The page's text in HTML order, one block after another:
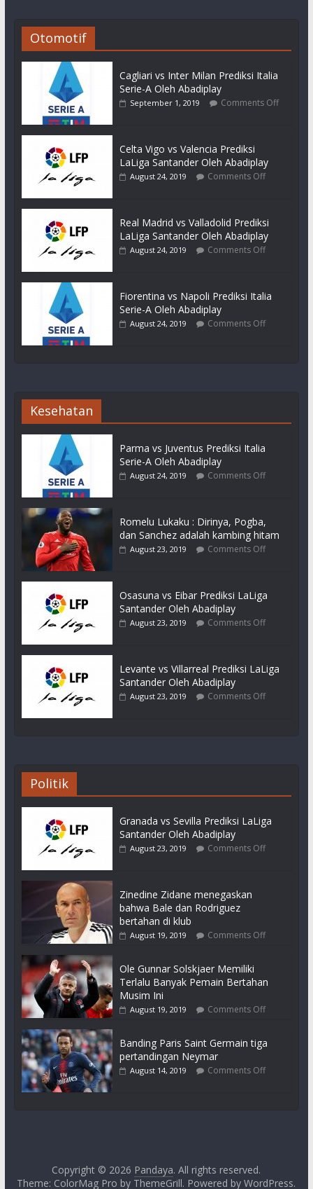
Otomotif
Cagliari vs Inter Milan Prediksi Italia
Serie-A Oleh Abadiplay
September 1, 2019 Comments Off
Celta Vigo vs Valencia Prediksi
LaLiga Santander Oleh Abadiplay
August 24, 2019 Comments Off
Real Madrid vs Valladolid Prediksi
LaLiga Santander Oleh Abadiplay
August 24, 2019 Comments Off
Fiorentina vs Napoli Prediksi Italia
Serie-A Oleh Abadiplay
August 24, 2019 Comments Off
Kesehatan
Parma vs Juventus Prediksi Italia
Serie-A Oleh Abadiplay
August 24, 2019 Comments Off
Romelu Lukaku : Dirinya, Pogba,
dan Sanchez adalah kambing hitam
August 23, 2019 Comments Off
Osasuna vs Eibar Prediksi LaLiga
Santander Oleh Abadiplay
August 23, 2019 Comments Off
Levante vs Villarreal Prediksi LaLiga
Santander Oleh Abadiplay
August 23, 2019 Comments Off
Politik
Granada vs Sevilla Prediksi LaLiga
Santander Oleh Abadiplay
August 23, 2019 Comments Off
Zinedine Zidane menegaskan
bahwa Bale dan Rodriguez
bertahan di klub
August 19, 2019 Comments Off
Ole Gunnar Solskjaer Memiliki
Terlalu Banyak Pemain Bertahan
Musim Ini
August 19, 2019 Comments Off
Banding Paris Saint Germain tiga
pertandingan Neymar
August 14, 2019 Comments Off
Copyright © 2026 Pandaya. All rights reserved.
Theme: ColorMag Pro by ThemeGrill. Powered byWordPress.